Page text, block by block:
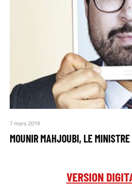
7 mars 2019
MOUNIR MAHJOUBI, LE MINISTRE
VERSION